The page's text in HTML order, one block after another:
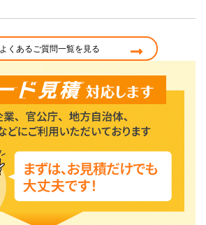
よくあるご質問一覧を見る